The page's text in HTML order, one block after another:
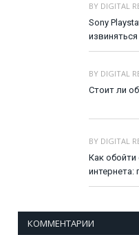
BY DIGITAL
Sony
BY DIGITAL
Стоит ли
BY DIGITAL
Как обойти
интернета:
КОММЕНТАРИИ